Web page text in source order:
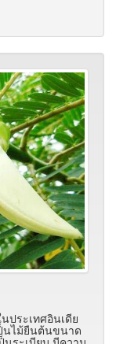
ประเทศอินเดีย
นไม้ยืนต้นขนาด